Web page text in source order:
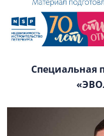
Специальная